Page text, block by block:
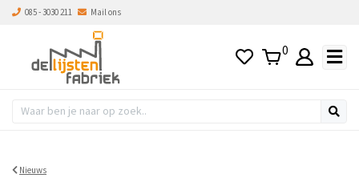
085 - 3030 211 Mail ons
0
Nieuws